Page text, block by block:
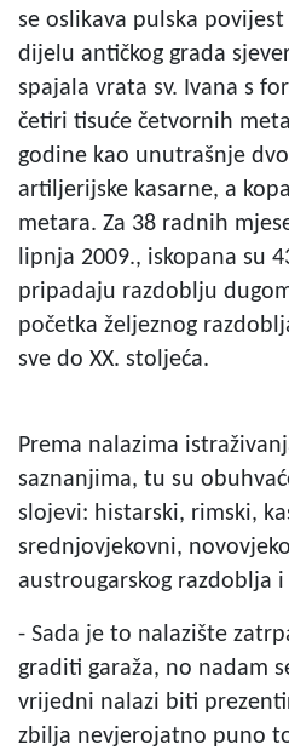
se oslikava pulska
dijelu antičkog grada
spajala vrata sv. Ivana s
četiri tisuće četvornih
godine kao unutrašnje
artiljerijske kasarne, a
metara. Za 38 radnih
lipnja 2009., iskopana su
pripadaju razdoblju
početka željeznog
sve do XX. stoljeća.
Prema nalazima
saznanjima, tu su
slojevi: histarski, rimski,
srednjovjekovni,
austrougarskog razdoblja
- Sada je to nalazište
graditi garaža, no nadam
vrijedni nalazi biti
zbilja nevjerojatno puno